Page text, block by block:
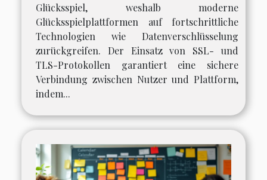
Glücksspiel, weshalb moderne
Glücksspielplattformen auf fortschrittliche
Technologien wie Datenverschlüsselung
zurückgreifen. Der Einsatz von SSL- und
TLS-Protokollen garantiert eine sichere
Verbindung zwischen Nutzer und Plattform,
indem...